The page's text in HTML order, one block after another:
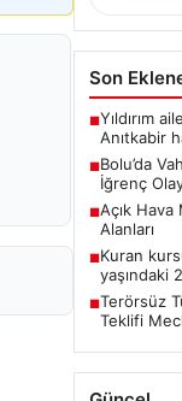
Son
■Yıldırım
Anıtkabir
■Bolu’da
İğrenç
■Açık Hava
Alanları
■Kuran
yaşındaki
■Terörsüz
Teklifi